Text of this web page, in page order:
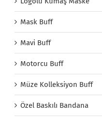
Mask Buff
Mavi Buff
Motorcu Buff
Müze Kolleksiyon Buff
Özel Baskılı Bandana